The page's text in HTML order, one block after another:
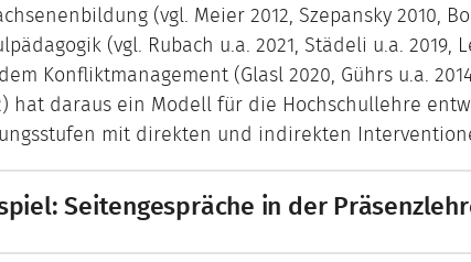
(vgl. Meier 2012, Szepansky 2010,
(vgl. Rubach u.a. 2021, Städeli u.a. 2019,
Konfliktmanagement (Glasl 2020, Gührs u.a.
hat daraus ein Modell für die Hochschullehre
mit direkten und indirekten
Seitengespräche in der